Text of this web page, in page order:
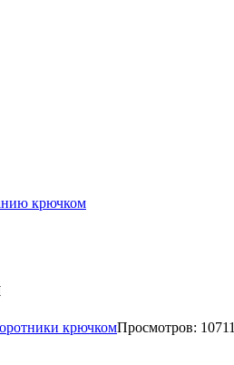
крючком
крючкомПросмотров: 10711